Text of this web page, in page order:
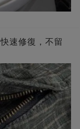
速修復，不留